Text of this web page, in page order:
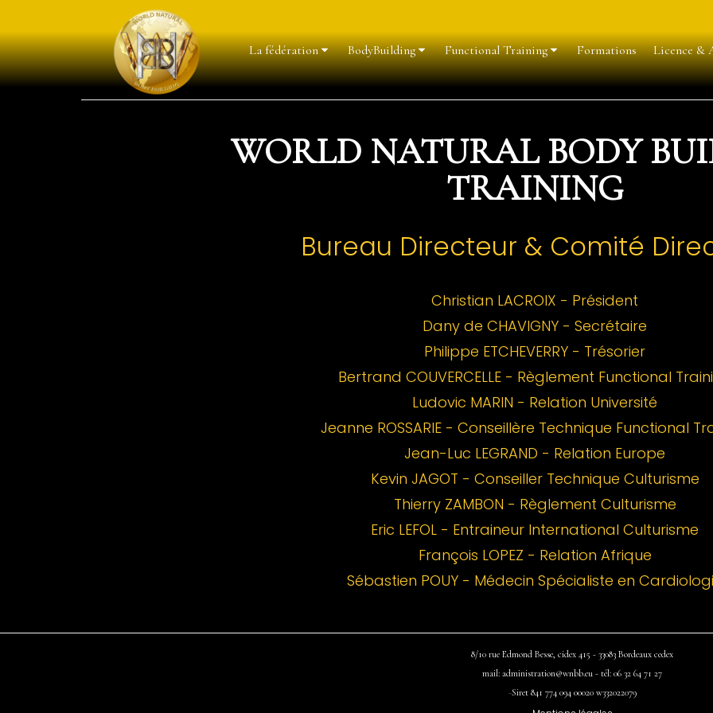
La fédération BodyBuilding Functional Training Formations Licence &
WORLD NATURAL BODY
TRAINING
Bureau Directeur & Comité
Christian LACROIX - Président
Dany de CHAVIGNY - Secrétaire
Philippe ETCHEVERRY - Trésorier
Bertrand COUVERCELLE - Règlement Functional
Ludovic MARIN - Relation Université
Jeanne ROSSARIE - Conseillère Technique Functional
Jean-Luc LEGRAND - Relation Europe
Kevin JAGOT - Conseiller Technique Culturisme
Thierry ZAMBON - Règlement Culturisme
Eric LEFOL - Entraineur International Culturisme
François LOPEZ - Relation Afrique
Sébastien POUY - Médecin Spécialiste en
8/10 rue Edmond Besse, cidex 415 - 33083 Bordeaux cedex
mail: administration@wnbb.eu - tél: 06 32 64 71 27
-Siret 841 774 094 00020 w332022079